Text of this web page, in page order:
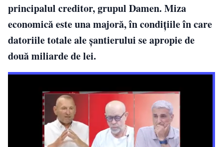
principalul creditor, grupul Damen. Miza
economică este una majoră, în condițiile în care
datoriile totale ale șantierului se apropie de
două miliarde de lei.